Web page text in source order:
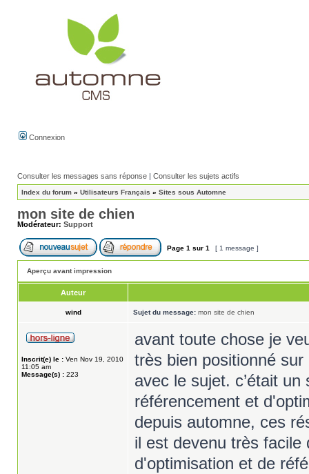
Connexion
Consulter les messages sans réponse | Consulter les sujets actifs
Index du forum » Utilisateurs Français » Sites sous Automne
mon site de chien
Modérateur: Support
Page 1 sur 1 [ 1 message ]
Aperçu avant impression
Auteur
wind Sujet du message: mon site de chien
Inscrit(e) le : Ven Nov 19, 2010
11:05 am
Message(s) : 223
avant toute chose je
très bien positionné
avec le sujet. c’était
référencement et
depuis automne, ces
il est devenu très facile
d'optimisation et de